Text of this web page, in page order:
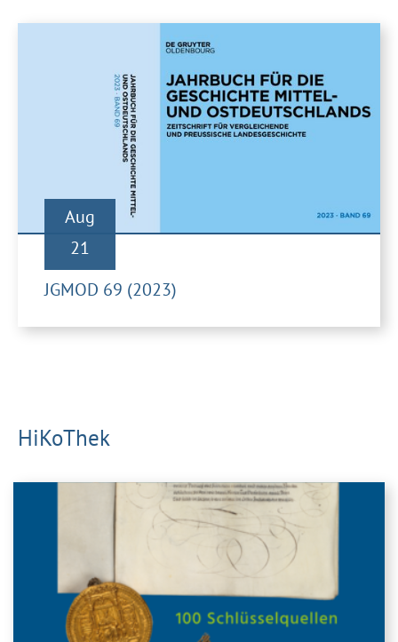
Aug
21
JGMOD 69 (2023)
HiKoThek